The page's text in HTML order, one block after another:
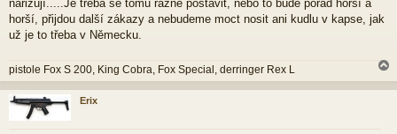
e
k
nařizují.....Je třeba se tomu rázně postavit, nebo to bude pořád horší a
horší, přijdou další zákazy a nebudeme moct nosit ani kudlu v kapse, jak
už je to třeba v Německu.
pistole Fox S 200, King Cobra, Fox Special, derringer Rex L
a
h
Erix